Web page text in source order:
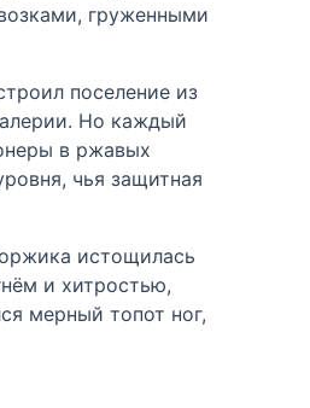
груженными
поселение из
Но каждый
в ржавых
чья защитная
истощилась
и хитростью,
мерный топот ног,